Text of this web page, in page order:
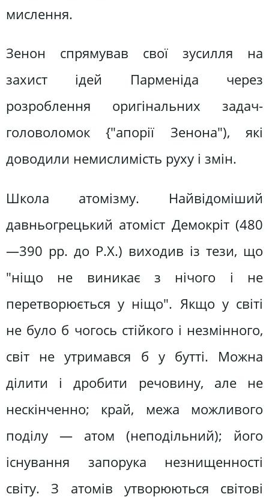
мислення.
Зенон спрямував свої зусилля на
захист ідей Парменіда через
розроблення оригінальних задач-
головоломок {"апорії Зенона"), які
доводили немислимість руху і змін.
Школа атомізму. Найвідоміший
давньогрецький атоміст Демокріт (480
—390 pp. до Р.Х.) виходив із тези, що
"ніщо не виникає з нічого і не
перетворюється у ніщо". Якщо у світі
не було б чогось стійкого і незмінного,
світ не утримався б у бутті. Можна
ділити і дробити речовину, але не
нескінченно; край, межа можливого
поділу — атом (неподільний); його
існування запорука незнищенності
світу. З атомів утворюються світові